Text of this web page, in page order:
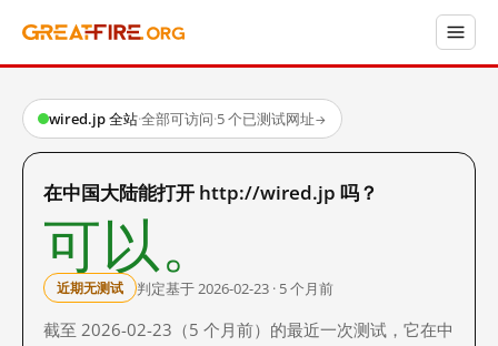
wired.jp 全站·全部可访问·5 个已测试网址→
在中国大陆能打开 http://wired.jp 吗？
可以。
近期无测试 判定基于 2026-02-23 · 5 个月前
截至 2026-02-23（5 个月前）的最近一次测试，它在中